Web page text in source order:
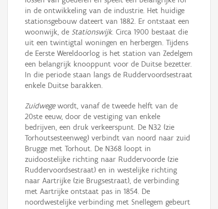
in de ontwikkeling van de industrie. Het huidige
stationsgebouw dateert van 1882. Er ontstaat een
woonwijk, de Stationswijk. Circa 1900 bestaat die
uit een twintigtal woningen en herbergen. Tijdens
de Eerste Wereldoorlog is het station van Zedelgem
een belangrijk knooppunt voor de Duitse bezetter.
In die periode staan langs de Ruddervoordsestraat
enkele Duitse barakken.
Zuidwegewordt, vanaf de tweede helft van de
20ste eeuw, door de vestiging van enkele
bedrijven, een druk verkeerspunt. De N32 (zie
Torhoutsesteenweg) verbindt van noord naar zuid
Brugge met Torhout. De N368 loopt in
zuidoostelijke richting naar Ruddervoorde (zie
Ruddervoordsestraat) en in westelijke richting
naar Aartrijke (zie Brugsestraat), de verbinding
met Aartrijke ontstaat pas in 1854. De
noordwestelijke verbinding met Snellegem gebeurt